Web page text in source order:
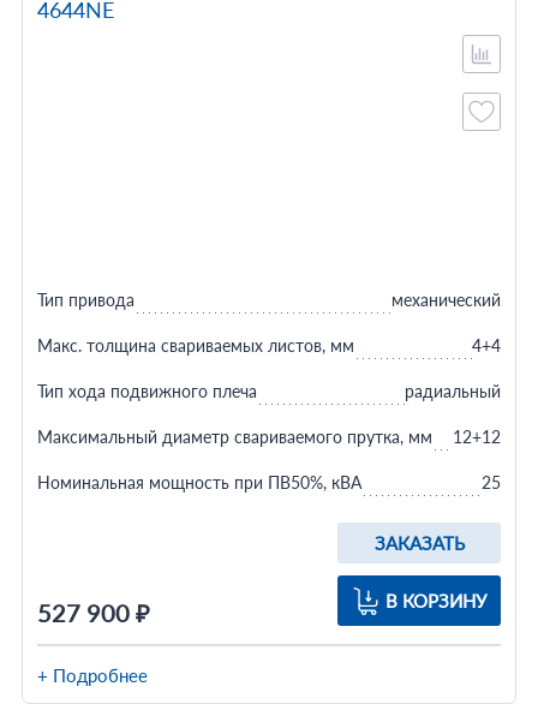
4644NE
527 900 ₽
ЗАКАЗАТЬ
В КОРЗИНУ
Тип привода механический
Макс. толщина свариваемых листов, мм 4+4
Тип хода подвижного плеча радиальный
Максимальный диаметр свариваемого прутка, мм 12+12
Номинальная мощность при ПВ50%, кВА 25
+ Подробнее